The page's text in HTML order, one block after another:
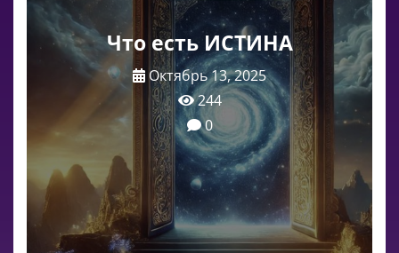
Что есть ИСТИНА
Октябрь 13, 2025
244
0